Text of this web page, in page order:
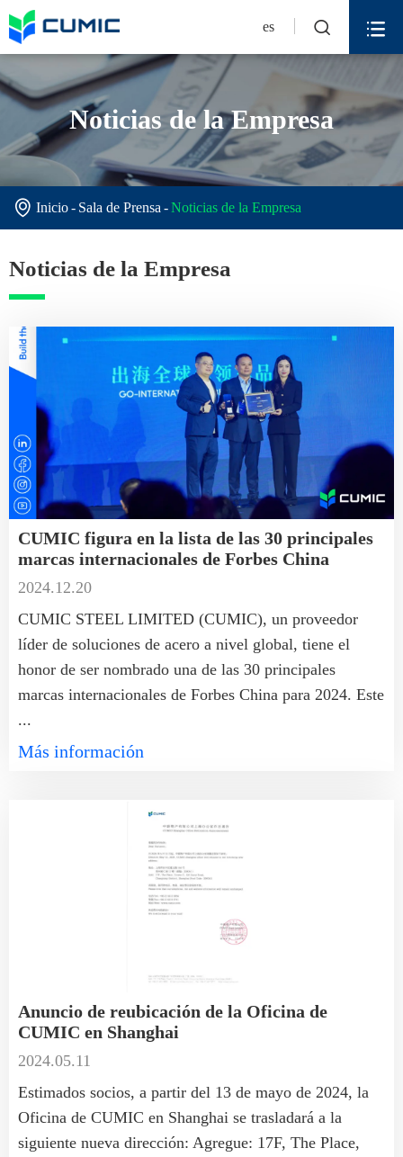
es  
Noticias de la Empresa
 Inicio Sala de Prensa Noticias de la Empresa
Noticias de la Empresa
CUMIC figura en la lista de las 30 principales
marcas internacionales de Forbes China
2024.12.20
CUMIC STEEL LIMITED (CUMIC), un proveedor
líder de soluciones de acero a nivel global, tiene el
honor de ser nombrado una de las 30 principales
marcas internacionales de Forbes China para 2024. Este
...
Más información
Anuncio de reubicación de la Oficina de
CUMIC en Shanghai
2024.05.11
Estimados socios, a partir del 13 de mayo de 2024, la
Oficina de CUMIC en Shanghai se trasladará a la
siguiente nueva dirección: Agregue: 17F, The Place,